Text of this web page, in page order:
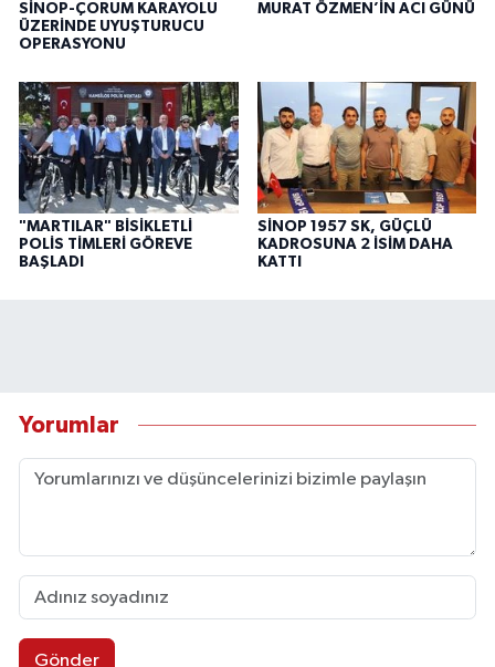
SİNOP-ÇORUM KARAYOLU
ÜZERİNDE UYUŞTURUCU
OPERASYONU
MURAT ÖZMEN’İN ACI GÜNÜ
"MARTILAR" BİSİKLETLİ
POLİS TİMLERİ GÖREVE
BAŞLADI
SİNOP 1957 SK, GÜÇLÜ
KADROSUNA 2 İSİM DAHA
KATTI
Yorumlar
Gönder